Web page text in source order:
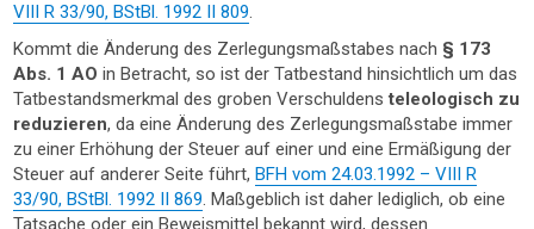
VIII R 33/90, BStBl. 1992 II 809.
Kommt die Änderung des Zerlegungsmaßstabes nach § 173
Abs. 1 AO in Betracht, so ist der Tatbestand hinsichtlich um das
Tatbestandsmerkmal des groben Verschuldensteleologisch zu
reduzieren, da eine Änderung des Zerlegungsmaßstabe immer
zu einer Erhöhung der Steuer auf einer und eine Ermäßigung der
Steuer auf anderer Seite führt,BFH vom 24.03.1992 – VIII R
33/90, BStBl. 1992 II 869. Maßgeblich ist daher lediglich, ob eine
Tatsache oder ein Beweismittel bekannt wird, dessen